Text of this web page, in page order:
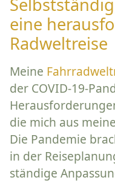
eine
Radweltreise
Meine
der COVID-19-
die mich aus
Die Pandemie
in der
ständige